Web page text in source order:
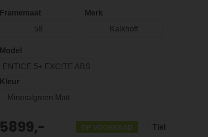
Framemaat
58
Merk
Kalkhoff
Model
ENTICE 5+ EXCITE ABS
Kleur
Mineralgreen Matt
5899,- OP VOORRAAD Tiel